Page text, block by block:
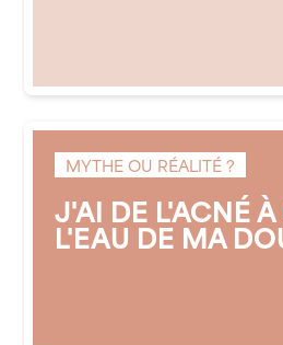
MYTHE OU RÉALITÉ ?
J'AI DE L'ACNÉ
L'EAU DE MA